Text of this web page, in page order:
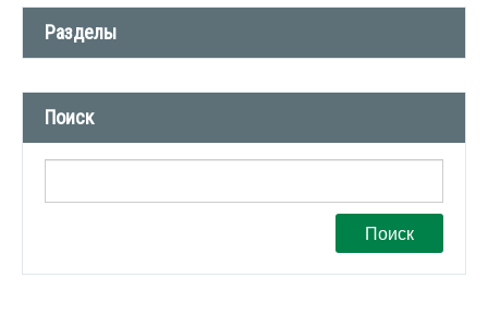
Разделы
Новости компании (509)
СМИ о нас (1)
Поиск
Поиск